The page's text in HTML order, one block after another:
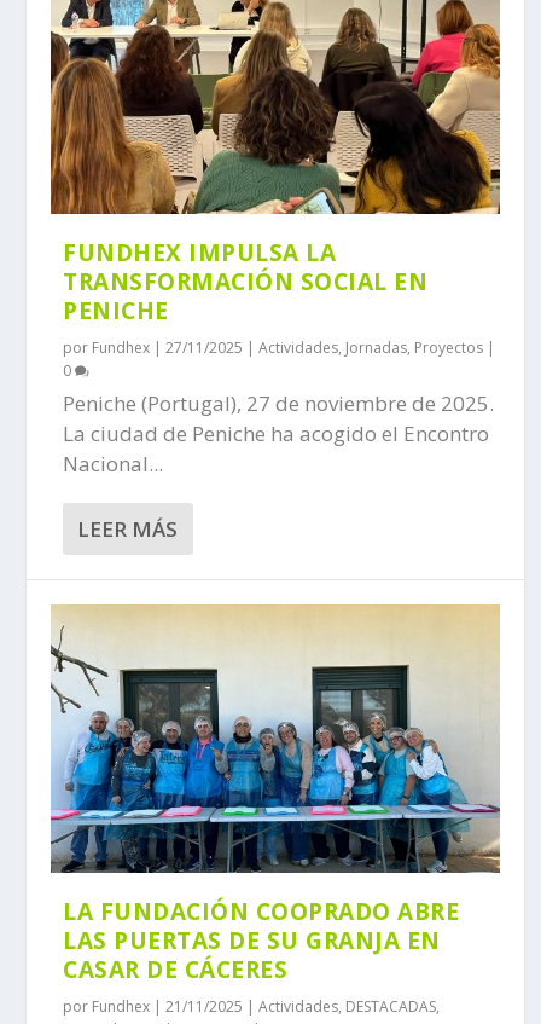
FUNDHEX IMPULSA LA
TRANSFORMACIÓN SOCIAL EN
PENICHE
por Fundhex |27/11/2025 |Actividades, Jornadas, Proyectos |
0
Peniche (Portugal), 27 de noviembre de 2025.
La ciudad de Peniche ha acogido el Encontro
Nacional...
LEER MÁS
LA FUNDACIÓN COOPRADO ABRE
LAS PUERTAS DE SU GRANJA EN
CASAR DE CÁCERES
por Fundhex |21/11/2025 |Actividades, DESTACADAS,